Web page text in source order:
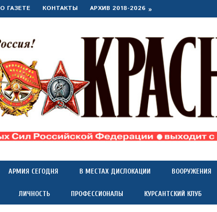
О ГАЗЕТЕ КОНТАКТЫ АРХИВ 2018-2026
АРМИЯ СЕГОДНЯ В МЕСТАХ ДИСЛОКАЦИИ ВООРУЖЕНИЯ
ЛИЧНОСТЬ ПРОФЕССИОНАЛЫ КУРСАНТСКИЙ КЛУБ